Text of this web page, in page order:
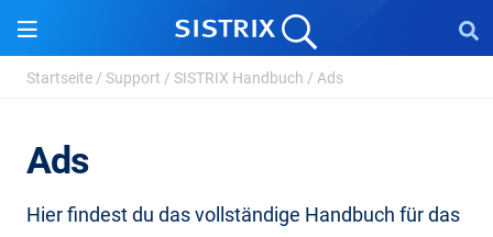
Startseite / Support / SISTRIX Handbuch / Ads
Ads
Hier findest du das vollständige Handbuch für das